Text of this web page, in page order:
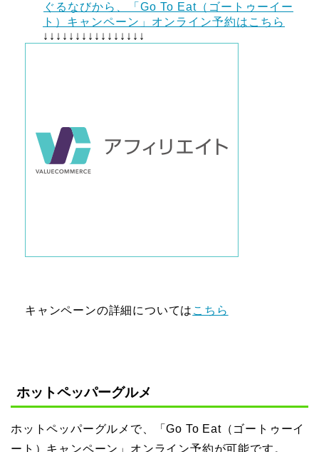
ぐるなびから、「Go To Eat（ゴートゥーイー
ト）キャンペーン」オンライン予約はこちら
↓↓↓↓↓↓↓↓↓↓↓↓↓↓↓↓
キャンペーンの詳細については こちら
ホットペッパーグルメ
ホットペッパーグルメで、「Go To Eat（ゴートゥーイ
ート）キャンペーン」オンライン予約が可能です。